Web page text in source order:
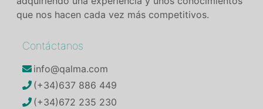
que nos hacen cada vez más competitivos.
Contáctanos
info@qalma.com
(+34)637 886 449
(+34)672 235 230